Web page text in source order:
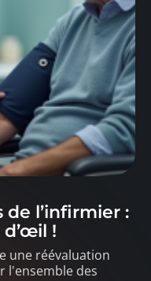
l’infirmier :
!
une réévaluation
l'ensemble des